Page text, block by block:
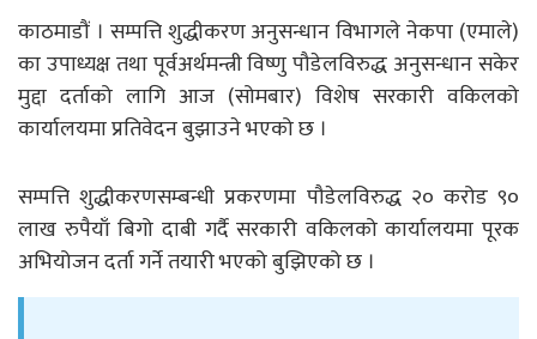
काठमाडौं । सम्पत्ति शुद्धीकरण अनुसन्धान विभागले नेकपा (एमाले)
का उपाध्यक्ष तथा पूर्वअर्थमन्त्री विष्णु पौडेलविरुद्ध अनुसन्धान सकेर
मुद्दा दर्ताको लागि आज (सोमबार) विशेष सरकारी वकिलको
कार्यालयमा प्रतिवेदन बुझाउने भएको छ ।
सम्पत्ति शुद्धीकरणसम्बन्धी प्रकरणमा पौडेलविरुद्ध २० करोड ९०
लाख रुपैयाँ बिगो दाबी गर्दै सरकारी वकिलको कार्यालयमा पूरक
अभियोजन दर्ता गर्ने तयारी भएको बुझिएको छ ।